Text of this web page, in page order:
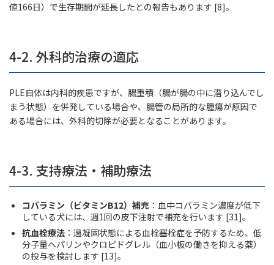
値166日）で生存期間が延長したとの報告もあります [8]。
4-2. 外科的治療の適応
PLE自体は内科的疾患ですが、腸重積（腸が腸の中に潜り込んでし
まう状態）を併発している場合や、腸管の局所的な腫瘍が原因で
ある場合には、外科的切除が必要となることがあります。
4-3. 支持療法・補助療法
コバラミン（ビタミンB12）補充 ：血中コバラミン濃度が低下
している犬には、週1回の皮下注射で補充を行います [31]。
抗血栓療法 ：過凝固状態による血栓塞栓症を予防するため、低
分子量ヘパリンやクロピドグレル（血小板の働きを抑える薬）
の投与を検討します [13]。